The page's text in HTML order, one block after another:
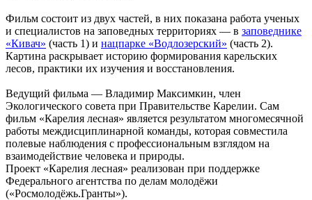
Фильм состоит из двух частей, в них показана работа ученых
и специалистов на заповедных территориях — в заповеднике
«Кивач» (часть 1) и нацпарке «Водлозерский» (часть 2).
Картина раскрывает историю формирования карельских
лесов, практики их изучения и восстановления.
Ведущий фильма — Владимир Максимкин, член
Экологического совета при Правительстве Карелии. Сам
фильм «Карелия лесная» является результатом многомесячной
работы междисциплинарной команды, которая совместила
полевые наблюдения с профессиональным взглядом на
взаимодействие человека и природы.
Проект «Карелия лесная» реализован при поддержке
Федерального агентства по делам молодёжи
(«Росмолодёжь.Гранты»).